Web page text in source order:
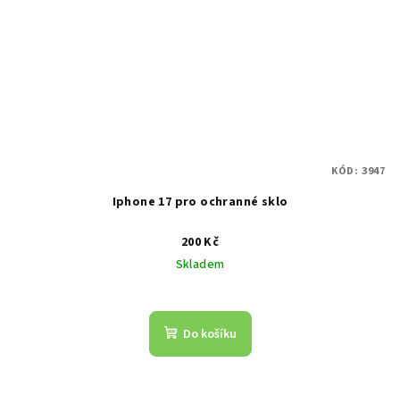
Iphone 17 pro ochranné sklo
200 Kč
Skladem
Do košíku
KÓD: 3947